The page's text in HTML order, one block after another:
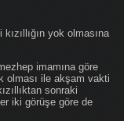
yok olmasına
imamına göre
olması ile akşam vakti
sonraki
iki görüşe göre de